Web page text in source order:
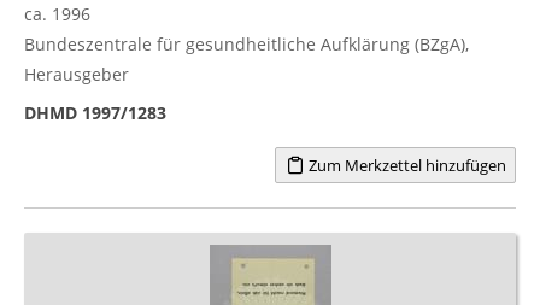
ca. 1996
Bundeszentrale für gesundheitliche Aufklärung (BZgA),
Herausgeber
DHMD 1997/1283
Zum Merkzettel hinzufügen